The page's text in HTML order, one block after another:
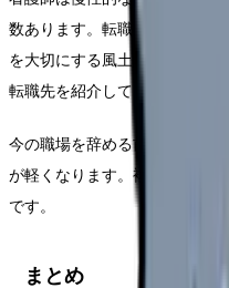
数あります。転職エージェン
を大切にする風土」を内部情
転職先を紹介してくれます。
今の職場を辞める前に、まず
が軽くなります。複数社に登
です。
まとめ